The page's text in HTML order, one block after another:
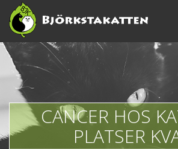
CANCER HOS
PLATSER